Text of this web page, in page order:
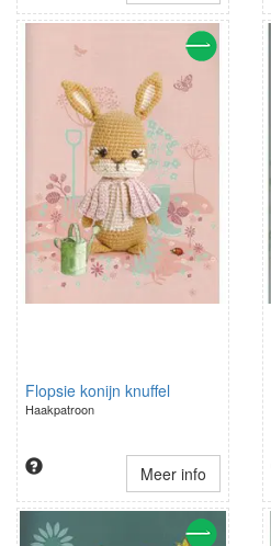
Flopsie konijn knuffel
Haakpatroon
Meer info